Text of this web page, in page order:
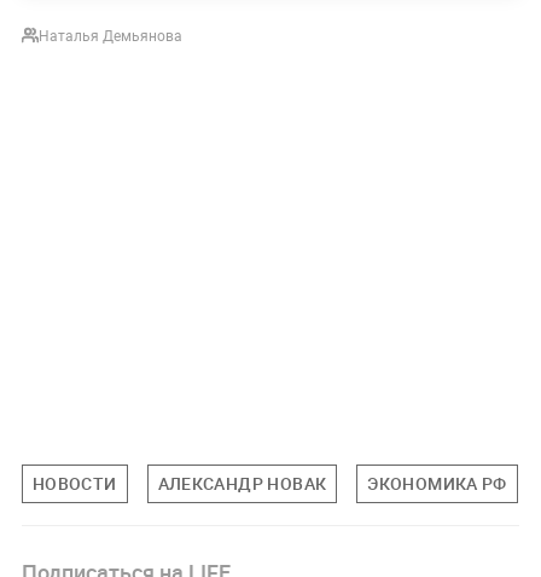
Наталья Демьянова
НОВОСТИ АЛЕКСАНДР НОВАК ЭКОНОМИКА РФ